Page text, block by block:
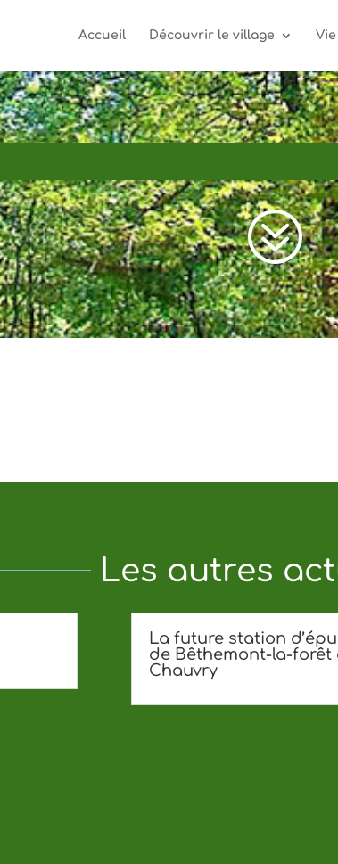
Accueil Découvrir le village
?
Les autres
La future station
de Bêthemont-la-forêt
Chauvry